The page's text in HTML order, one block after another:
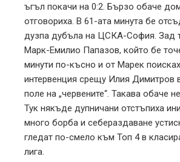
ъгъл покачи на 0:2. Бързо обаче
отговориха. В 61-ата минута бе
дузпа дубъла на ЦСКА-София. Зад
Марк-Емилио Папазов, който бе
минути по-късно и от Марек
интервенция срещу Илия Димитров
поле на „червените“. Такава обаче
Тук някъде дупничани отстъпиха
много борба и себераздаване
гледат по-смело към Топ 4 в
лига.